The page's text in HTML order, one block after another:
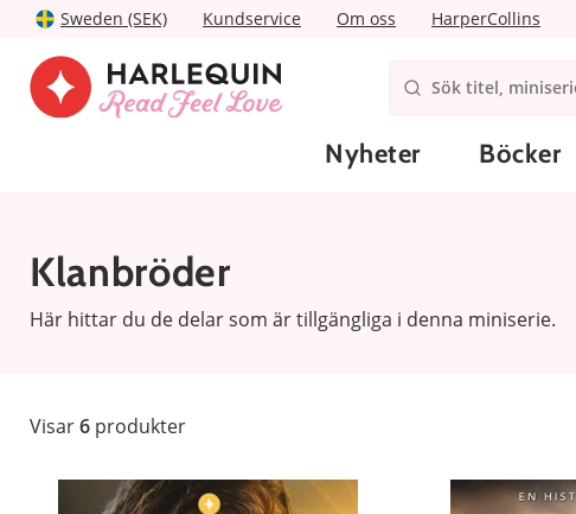
Sweden (SEK) Kundservice Om oss HarperCollins
Nyheter Böcker
Klanbröder
Här hittar du de delar som är tillgängliga i denna miniserie.
Visar6 produkter